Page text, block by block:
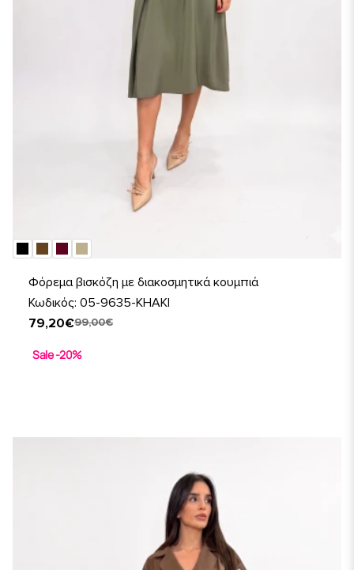
Φόρεμα βισκόζη με διακοσμητικά κουμπιά
Κωδικός: 05-9635-KHAKI
79,20€99,00€
Sale -20%